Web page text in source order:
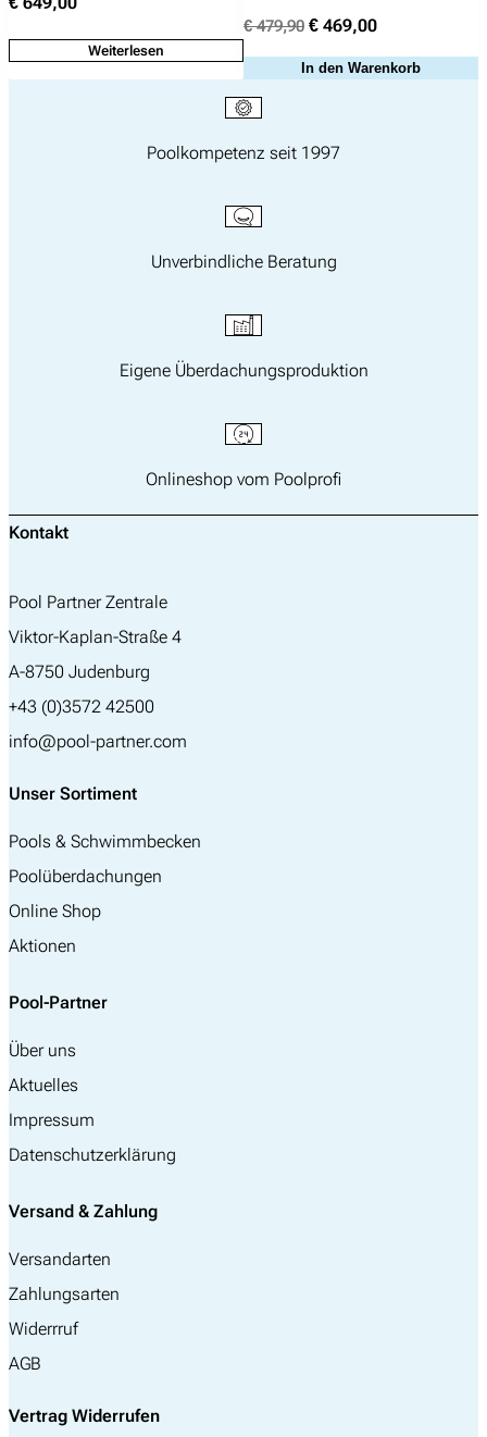
–
s
a
Weiterlesen
€479,90 Ursprünglicher
war:
€ 469,00Aktueller
ist:
In den Warenkorb
Poolkompetenz seit 1997
Unverbindliche Beratung
Eigene Überdachungsproduktion
Onlineshop vom Poolprofi
Kontakt
Pool Partner Zentrale
Viktor-Kaplan-Straße 4
A-8750 Judenburg
+43 (0)3572 42500
info@pool-partner.com
Unser Sortiment
Pools & Schwimmbecken
Poolüberdachungen
Online Shop
Aktionen
Pool-Partner
Über uns
Aktuelles
Impressum
Datenschutzerklärung
Versand & Zahlung
Versandarten
Zahlungsarten
Widerrruf
AGB
Vertrag Widerrufen